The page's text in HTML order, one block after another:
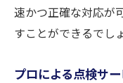
速かつ正確な対応が
すことができるでし
プロによる点検サ